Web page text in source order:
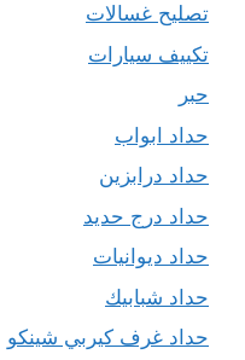
تصليح غسالات
تكييف سيارات
حبر
حداد ابواب
حداد درابزين
حداد درج حديد
حداد ديوانيات
حداد شبابيك
حداد غرف كيربي شينكو